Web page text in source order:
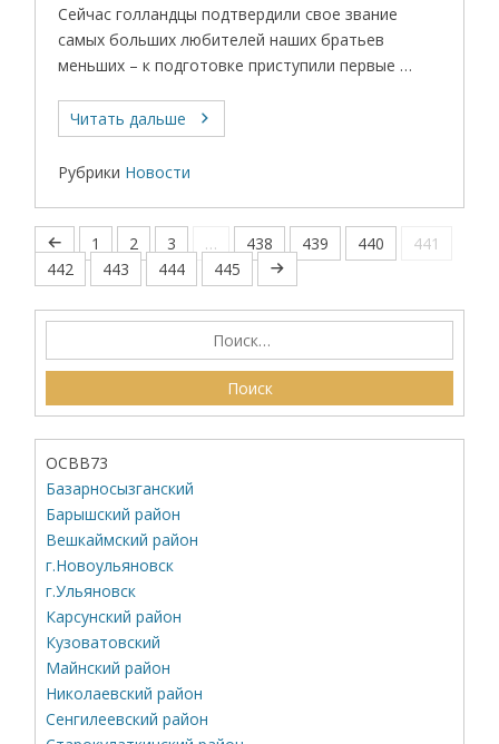
Сейчас голландцы подтвердили свое звание
самых больших любителей наших братьев
меньших – к подготовке приступили первые …
Читать дальше
Рубрики Новости
1 2 3 … 438 439 440
441
442
443 444 445
ОСВВ73
Базарносызганский
Барышский район
Вешкаймский район
г.Новоульяновск
г.Ульяновск
Карсунский район
Кузоватовский
Майнский район
Николаевский район
Сенгилеевский район